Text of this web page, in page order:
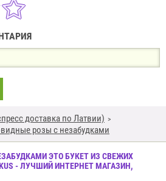
доставка по Латвии)
розы с незабудками
ЭТО БУКЕТ ИЗ СВЕЖИХ
- ЛУЧШИЙ ИНТЕРНЕТ МАГАЗИН,